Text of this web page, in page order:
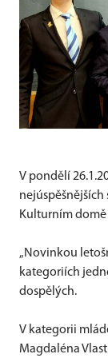
V pondělí
Kulturním
„Novinkou
kategoriích
dospělých.
V kategorii
Magdaléna